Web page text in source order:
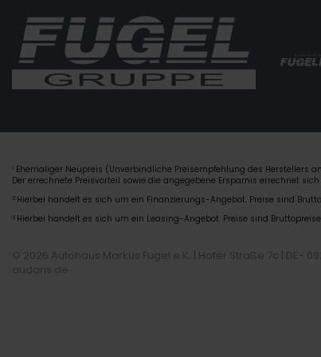
1 Ehemaliger Neupreis (Unverbindliche Preisempfehlung des Herstellers
Der errechnete Preisvorteil sowie die angegebene Ersparnis errechnet
2 Hierbei handelt es sich um ein Finanzierungs-Angebot. Preise sind
3 Hierbei handelt es sich um ein Leasing-Angebot. Preise sind
© 2026 Autohaus Markus Fugel e.K. | Hofer Straße 7c | DE-
audaris.de